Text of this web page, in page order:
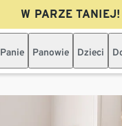
W PARZE
Panie Panowie Dzieci